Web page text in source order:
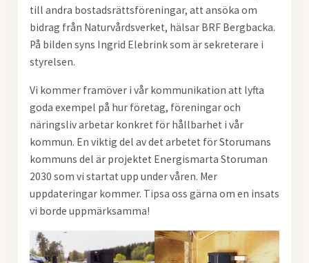
till andra bostadsrättsföreningar, att ansöka om
bidrag från Naturvårdsverket, hälsar BRF Bergbacka.
På bilden syns Ingrid Elebrink som är sekreterare i
styrelsen.
Vi kommer framöver i vår kommunikation att lyfta
goda exempel på hur företag, föreningar och
näringsliv arbetar konkret för hållbarhet i vår
kommun. En viktig del av det arbetet för Storumans
kommuns del är projektet Energismarta Storuman
2030 som vi startat upp under våren. Mer
uppdateringar kommer. Tipsa oss gärna om en insats
vi borde uppmärksamma!